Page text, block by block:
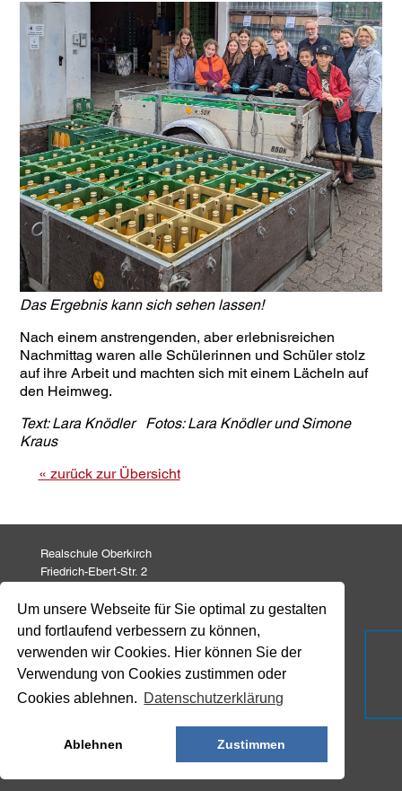
Um unsere Webseite für Sie optimal zu gestalten
und fortlaufend verbessern zu können,
verwenden wir Cookies. Hier können Sie der
Verwendung von Cookies zustimmen oder
Cookies ablehnen. Datenschutzerklärung
Ablehnen Zustimmen
Das Ergebnis kann sich sehen lassen!
Nach einem anstrengenden, aber erlebnisreichen
Nachmittag waren alle Schülerinnen und Schüler stolz
auf ihre Arbeit und machten sich mit einem Lächeln auf
den Heimweg.
Text: Lara Knödler Fotos: Lara Knödler und Simone
Kraus
« zurück zur Übersicht
Realschule Oberkirch
Friedrich-Ebert-Str. 2
Tel: 07802 82 771
Fax: 07802 82 799
info@realschule-oberkirch.de
Impressum